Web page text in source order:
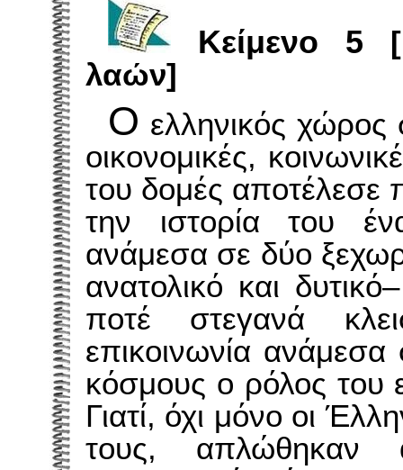
Kείμενο 5
λαών]
Ο ελληνικός χώρος
οικονομικές,
του δομές αποτέλεσε
την ιστορία του
ανάμεσα σε δύο
ανατολικό και
ποτέ στεγανά
επικοινωνία
κόσμους ο ρόλος του
Γιατί, όχι μόνο οι
τους, απλώθηκαν